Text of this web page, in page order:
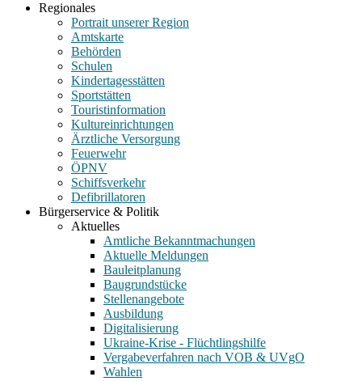
Regionales
Portrait unserer Region
Amtskarte
Behörden
Schulen
Kindertagesstätten
Sportstätten
Touristinformation
Kultureinrichtungen
Ärztliche Versorgung
Feuerwehr
ÖPNV
Schiffsverkehr
Defibrillatoren
Bürgerservice & Politik
Aktuelles
Amtliche Bekanntmachungen
Aktuelle Meldungen
Bauleitplanung
Baugrundstücke
Stellenangebote
Ausbildung
Digitalisierung
Ukraine-Krise - Flüchtlingshilfe
Vergabeverfahren nach VOB & UVgO
Wahlen